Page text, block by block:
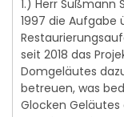
seit 2018 das
Domgeläutes
betreuen, was
Glocken Geläutes
ganz besonderes